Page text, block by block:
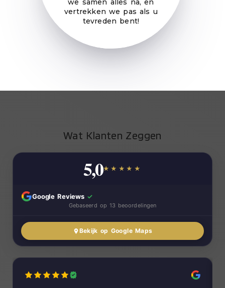
we samen alles na, en
vertrekken we pas als u
tevreden bent!
Wat Klanten Zeggen
5,0★★★★★
Google Reviews ✓
Gebaseerd op 13 beoordelingen
Bekijk op Google Maps